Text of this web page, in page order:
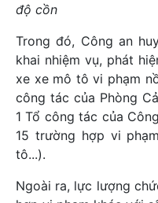
độ cồn
Trong đó, Công an
khai nhiệm vụ, phát
xe xe mô tô vi phạm
công tác của Phòng
1 Tổ công tác của
15 trường hợp vi
tô...).
Ngoài ra, lực lượng